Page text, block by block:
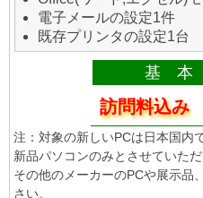
電子メールの設定1件
既存プリンタの設定1台
基 本
訪問料込み
注：対象の新しいPCは日本国内
新品パソコンのみとさせていただ
その他のメーカーのPCや展示品
さい。